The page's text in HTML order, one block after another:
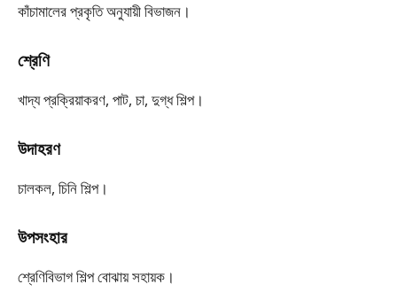
কাঁচামালের প্রকৃতি অনুযায়ী বিভাজন।
শ্রেণি
খাদ্য প্রক্রিয়াকরণ, পাট, চা, দুগ্ধ শিল্প।
উদাহরণ
চালকল, চিনি শিল্প।
উপসংহার
শ্রেণিবিভাগ শিল্প বোঝায় সহায়ক।